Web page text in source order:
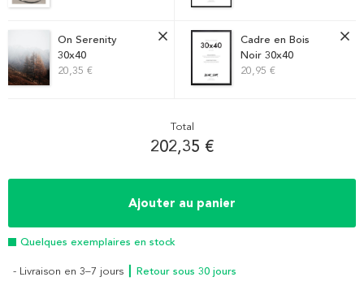
Cadre en Bois
Noir 30x40
20,95 €
On Serenity
30x40
20,35 €
Total
202,35 €
Ajouter au panier
Quelques exemplaires en stock
- Livraison en 3–7 jours ┃ Retour sous 30 jours